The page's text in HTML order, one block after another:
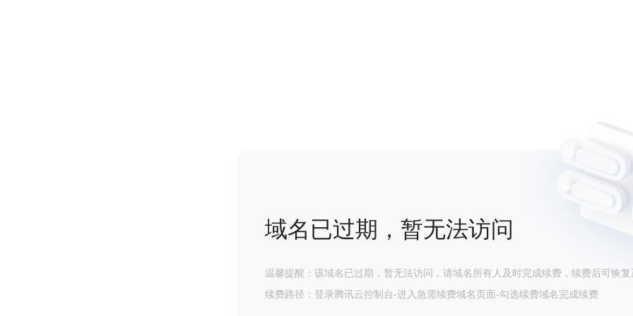
域名已过期，暂无法访问
温馨提醒：该域名已过期，暂无法访问，请域名所有人及时完成续费，续费后可恢复
续费路径：登录腾讯云控制台-进入急需续费域名页面-勾选续费域名完成续费